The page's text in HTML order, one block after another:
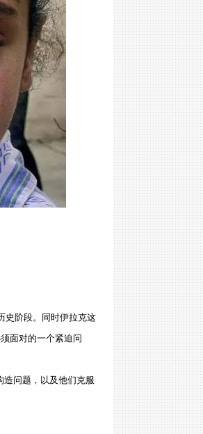
史阶段。同时伊拉克这
面对的一个紧迫问
问题，以及他们克服